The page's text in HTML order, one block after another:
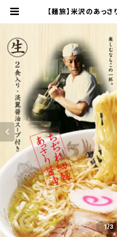
【麺旅】米沢のあっ
現 | 麺旅ショップ |
ン通
1/3